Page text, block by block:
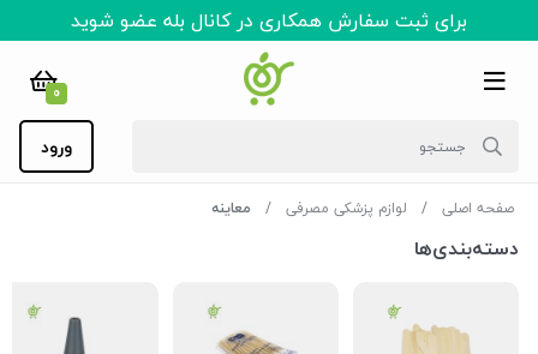
برای ثبت سفارش همکاری در کانال بله عضو شوید
0
ورود
صفحه اصلی لوازم پزشکی مصرفی معاینه
دسته‌بندی‌ها